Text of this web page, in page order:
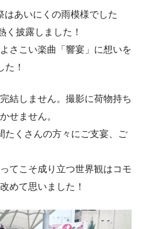
はあいにくの雨模様でした
く披露しました！
さこい楽曲「響宴」に想いを
！
結しません。撮影に荷物持ち
せません。
たくさんの方々にご支宴、ご
てこそ成り立つ世界観はコモ
めて思いました！